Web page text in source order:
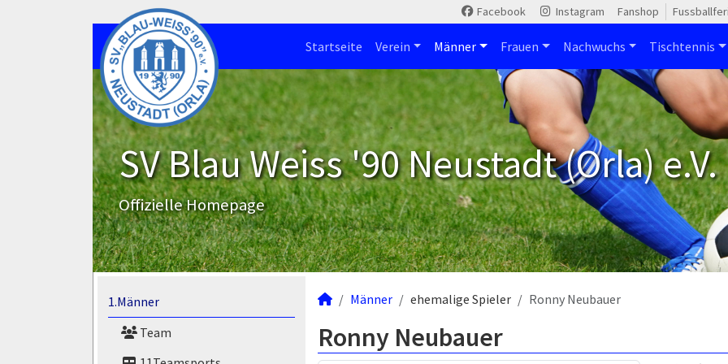
Facebook Instagram Fanshop
Startseite Verein Männer Frauen Nachwuchs Tischtennis
SV Blau Weiss '90 Neustadt (Orla) e.V.
Offizielle Homepage
1.Männer
Team
Männer ehemalige Spieler Ronny Neubauer
Ronny Neubauer